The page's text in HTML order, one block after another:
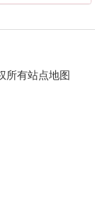
所有站点地图